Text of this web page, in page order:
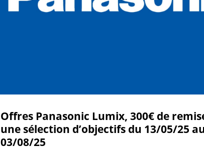
Offres Panasonic Lumix, 300€ de
une sélection d’objectifs du 13/05/25
03/08/25